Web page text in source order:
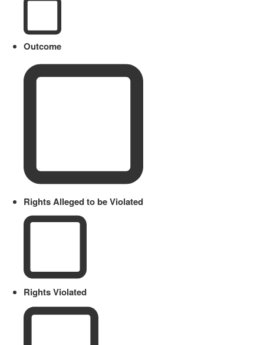
Outcome
Rights Alleged to be Violated
Rights Violated